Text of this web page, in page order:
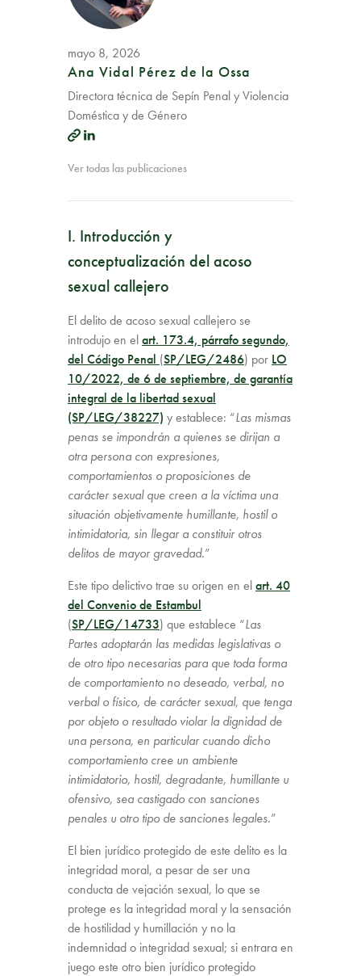
mayo 8, 2026
Ana Vidal Pérez de la Ossa
Directora técnica de Sepín Penal y Violencia
Doméstica y de Género
Ver todas las publicaciones
I. Introducción y
conceptualización del acoso
sexual callejero
El delito de acoso sexual callejero se
introdujo en elart. 173.4, párrafo segundo,
del Código Penal (SP/LEG/2486) por LO
10/2022, de 6 de septiembre, de garantía
integral de la libertad sexual
(SP/LEG/38227) y establece: “Las mismas
penas se impondrán a quienes se dirijan a
otra persona con expresiones,
comportamientos o proposiciones de
carácter sexual que creen a la víctima una
situación objetivamente humillante, hostil o
intimidatoria, sin llegar a constituir otros
delitos de mayor gravedad.”
Este tipo delictivo trae su origen en elart. 40
del Convenio de Estambul
(SP/LEG/14733) que establece “Las
Partes adoptarán las medidas legislativas o
de otro tipo necesarias para que toda forma
de comportamiento no deseado, verbal, no
verbal o físico, de carácter sexual, que tenga
por objeto o resultado violar la dignidad de
una persona, en particular cuando dicho
comportamiento cree un ambiente
intimidatorio, hostil, degradante, humillante u
ofensivo, sea castigado con sanciones
penales u otro tipo de sanciones legales.”
El bien jurídico protegido de este delito es la
integridad moral, a pesar de ser una
conducta de vejación sexual, lo que se
protege es la integridad moral y la sensación
de hostilidad y humillación y no la
indemnidad o integridad sexual; si entrara en
juego este otro bien jurídico protegido